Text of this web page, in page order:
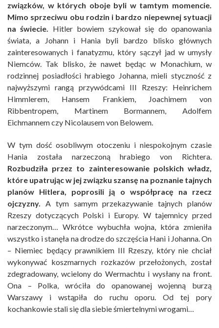
związków, w których oboje byli w tamtym momencie.
Mimo sprzeciwu obu rodzin i bardzo niepewnej sytuacji
na świecie. Hitler bowiem szykował się do opanowania
świata, a Johann i Hania byli bardzo blisko głównych
zainteresowanych i fanatyzmu, który sączył jad w umysły
Niemców. Tak blisko, że nawet będąc w Monachium, w
rodzinnej posiadłości hrabiego Johanna, mieli styczność z
najwyższymi rangą przywódcami III Rzeszy: Heinrichem
Himmlerem, Hansem Frankiem, Joachimem von
Ribbentropem, Martinem Bormannem, Adolfem
Eichmannem czy Nicolausem von Belowem.
W tym dość osobliwym otoczeniu i niespokojnym czasie
Hania została narzeczoną hrabiego von Richtera.
Rozbudziła przez to zainteresowanie polskich władz,
które upatrując w jej związku szansę na poznanie tajnych
planów Hitlera, poprosili ją o współpracę na rzecz
ojczyzny. A tym samym przekazywanie tajnych planów
Rzeszy dotyczących Polski i Europy. W tajemnicy przed
narzeczonym… Wkrótce wybuchła wojna, która zmieniła
wszystko i stanęła na drodze do szczęścia Hani i Johanna. On
– Niemiec będący prawnikiem III Rzeszy, który nie chciał
wykonywać koszmarnych rozkazów przełożonych, został
zdegradowany, wcielony do Wermachtu i wysłany na front.
Ona – Polka, wróciła do opanowanej wojenną burzą
Warszawy i wstąpiła do ruchu oporu. Od tej pory
kochankowie stali się dla siebie śmiertelnymi wrogami…